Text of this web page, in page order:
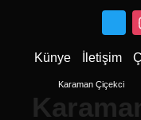
Künye İletişim
Karaman Çiçekci